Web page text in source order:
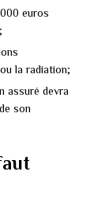
euros
la radiation;
assuré devra
son